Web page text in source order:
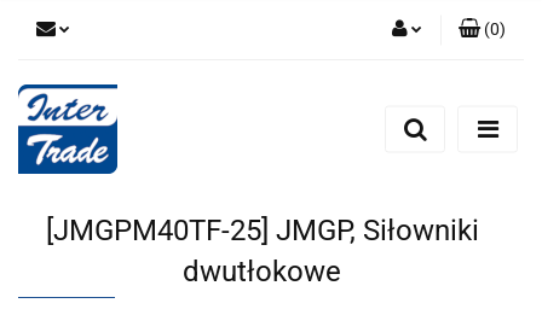
Zarejestruj się
(0)
[JMGPM40TF-25] JMGP, Siłowniki
dwutłokowe